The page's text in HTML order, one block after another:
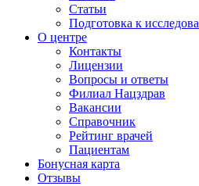
Статьи
Подготовка к
О центре
Контакты
Лицензии
Вопросы и ответы
Филиал Нацздрав
Вакансии
Справочник
Рейтинг врачей
Пациентам
Бонусная карта
Отзывы